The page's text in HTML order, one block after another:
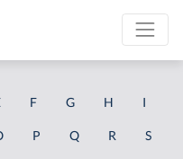
F G H I
P Q R S